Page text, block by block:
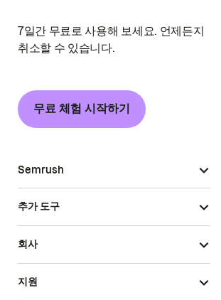
7일간 무료로 사용해 보세요. 언제든지
취소할 수 있습니다.
무료 체험 시작하기
Semrush
추가 도구
회사
지원